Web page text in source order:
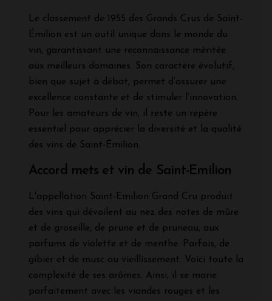
Le classement de 1955 des Grands Crus de Saint-
Émilion est un outil unique dans le monde du
vin, garantissant une reconnaissance méritée
aux meilleurs domaines. Son caractère évolutif,
bien que sujet à débat, permet d’assurer une
excellence constante et de stimuler l’innovation.
Pour les amateurs de vin, il reste un repère
essentiel pour apprécier la diversité et la qualité
des vins de Saint-Émilion.
Accord mets et vin de Saint-Emilion
L'appellation Saint-Emilion Grand Cru produit
des vins qui dévoilent au nez des notes de mûre
et de groseille, de prune et de pruneau, aux
parfums de violette et de menthe. Parfois, de
gibier et de musc au vieillissement. Voici toute la
complexité de ses arômes. Ainsi, il se marie
parfaitement avec les viandes rouges et les